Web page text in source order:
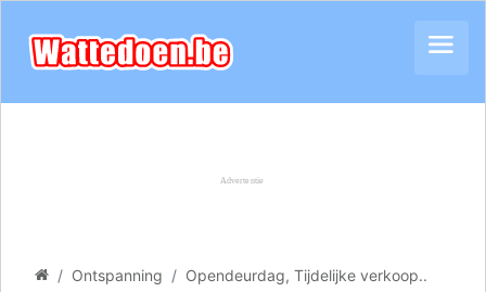
Ontspanning Opendeurdag, Tijdelijke verkoop..